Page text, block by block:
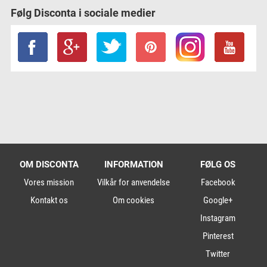
Følg Disconta i sociale medier
OM DISCONTA
Vores mission
Kontakt os
INFORMATION
Vilkår for anvendelse
Om cookies
FØLG OS
Facebook
Google+
Instagram
Pinterest
Twitter